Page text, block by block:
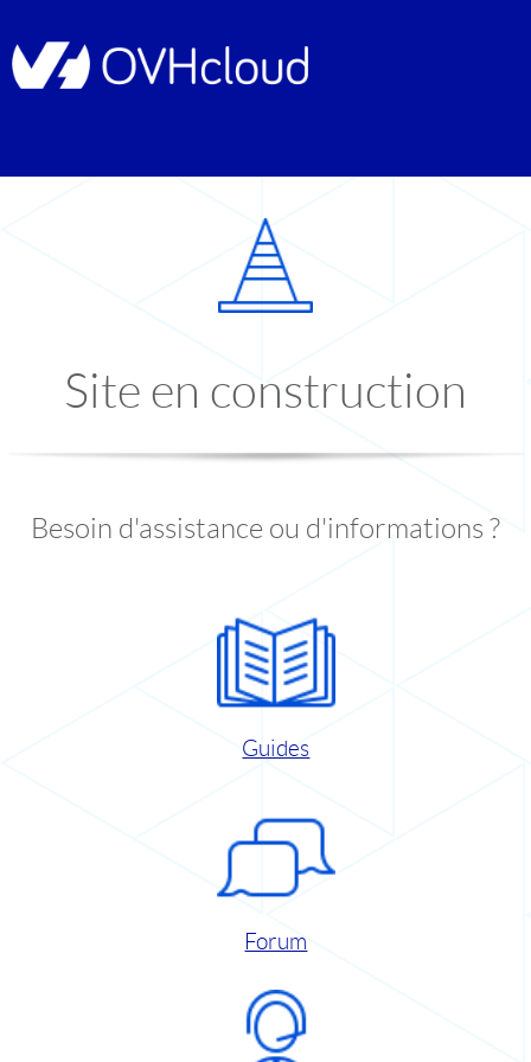
Site en construction
Besoin d'assistance ou d'informations ?
Guides
Forum